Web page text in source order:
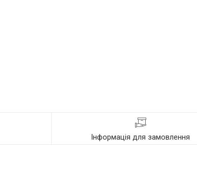
Інформація для замовлення